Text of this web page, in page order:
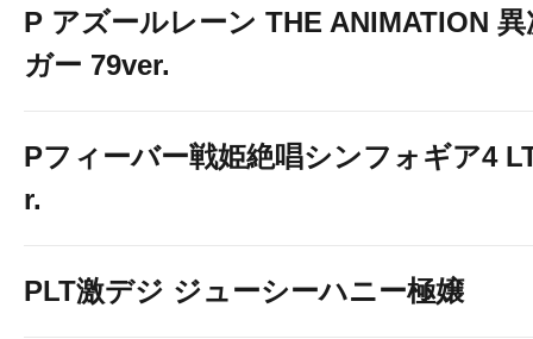
P アズールレーン THE ANIMATION
ガー 79ver.
Pフィーバー戦姫絶唱シンフォギア4
r.
PLT激デジ ジューシーハニー極嬢